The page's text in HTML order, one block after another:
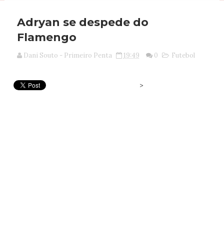
Adryan se despede do
Flamengo
Dani Souto - Primeiro Penta 19:49 0 Futebol
>